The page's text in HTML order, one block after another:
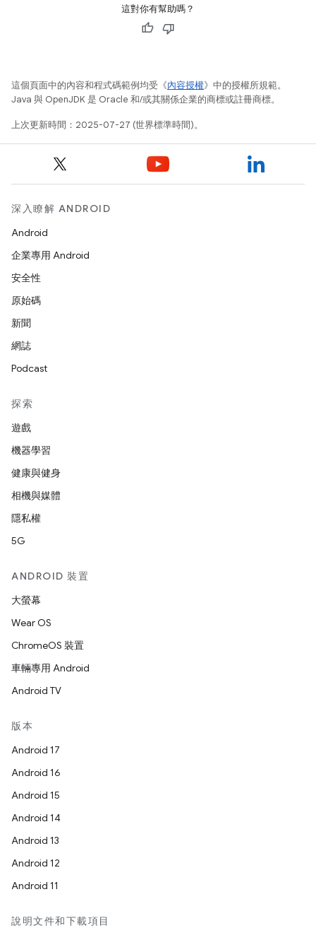
這對你有幫助嗎？
這個頁面中的內容和程式碼範例均受《內容授權》中的授權所規範。
Java 與 OpenJDK 是 Oracle 和/或其關係企業的商標或註冊商標。
上次更新時間：2025-07-27 (世界標準時間)。
深入瞭解 ANDROID
Android
企業專用 Android
安全性
原始碼
新聞
網誌
Podcast
探索
遊戲
機器學習
健康與健身
相機與媒體
隱私權
5G
ANDROID 裝置
大螢幕
Wear OS
ChromeOS 裝置
車輛專用 Android
Android TV
版本
Android 17
Android 16
Android 15
Android 14
Android 13
Android 12
Android 11
說明文件和下載項目